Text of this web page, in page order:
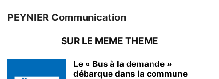
PEYNIER Communication
SUR LE MEME THEME
Le « Bus à la demande »
débarque dans la commune